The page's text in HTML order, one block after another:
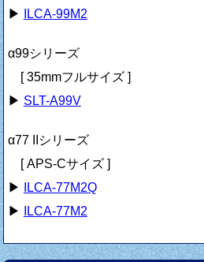
▶
ILCA-99M2
α99シリーズ
[ 35mmフルサイズ ]
▶ SLT-A99V
α77 IIシリーズ
[ APS-Cサイズ ]
▶
ILCA-77M2Q
▶
ILCA-77M2